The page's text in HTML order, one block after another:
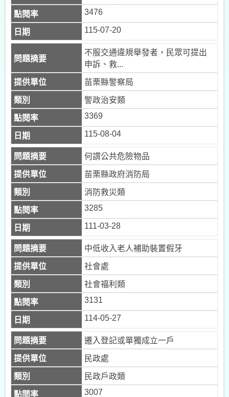
3476
115-07-20
不服交通違規舉發者，民眾可提出
申訴、救...
苗栗縣警察局
警政治安類
3369
115-08-04
何謂公共危險物品
苗栗縣政府消防局
消防救災類
3285
111-03-28
中低收入老人補助裝置假牙
社會處
社會福利類
3131
114-05-27
遷入登記或單獨成立一戶
民政處
民政戶政類
3007